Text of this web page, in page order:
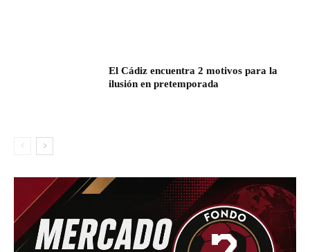
El Cádiz encuentra 2 motivos para la
ilusión en pretemporada